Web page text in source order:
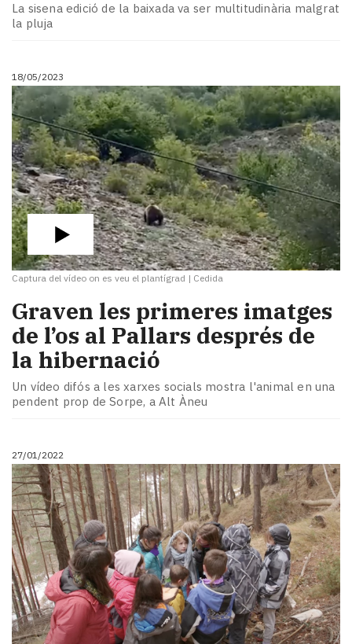
La sisena edició de la baixada va ser multitudinària malgrat
la pluja
18/05/2023
Captura del vídeo on es veu el plantígrad | Cedida
Graven les primeres imatges
de l’os al Pallars després de
la hibernació
Un vídeo difós a les xarxes socials mostra l'animal en una
pendent prop de Sorpe, a Alt Àneu
27/01/2022